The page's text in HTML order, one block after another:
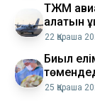
ТЖМ
алатын
22 Қараша
Биыл
25 Қараша